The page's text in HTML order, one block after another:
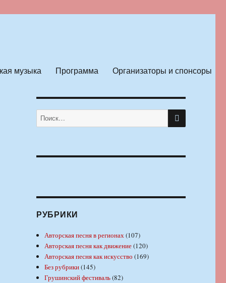
музыка Программа Организаторы и спонсоры
Искать: ПОИСК
РУБРИКИ
Авторская песня в регионах(107)
Авторская песня как движение(120)
Авторская песня как искусство (169)
Без рубрики(145)
Грушинский фестиваль(82)